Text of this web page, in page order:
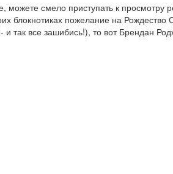
можете смело приступать к
блокнотиках пожелание на
так все зашибись!), то вот Брендан